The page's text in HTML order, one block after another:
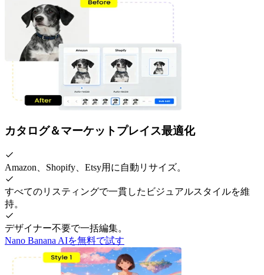
カタログ＆マーケットプレイス最適化
Amazon、Shopify、Etsy用に自動リサイズ。
すべてのリスティングで一貫したビジュアルスタイルを維
持。
デザイナー不要で一括編集。
Nano Banana AIを無料で試す